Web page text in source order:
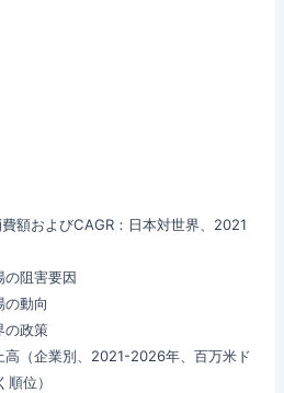
額およびCAGR：日本対世界、2021
の阻害要因
動向
の政策
（企業別、2021-2026年、百万米ド
位）